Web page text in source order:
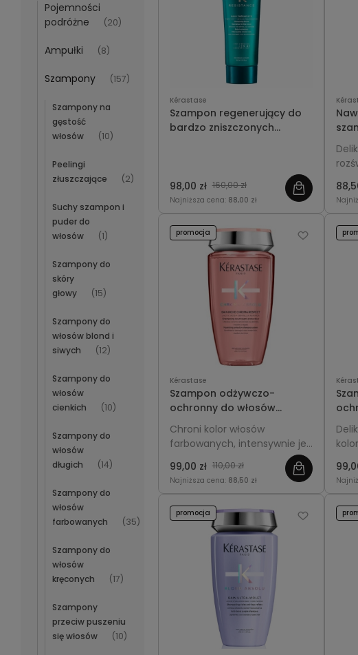
Pojemności
podróżne
(20)
Ampułki (8)
Szampony (157)
Szampony na
gęstość
włosów
(10)
Peelingi
złuszczające
(2)
Suchy szampon i
puder do
włosów
(1)
Szampony do
skóry
głowy
(15)
Szampony do
włosów blond i
siwych
(12)
Szampony do
włosów
cienkich
(10)
Szampony do
włosów
długich
(14)
Szampony do
włosów
farbowanych
(35)
Szampony do
włosów
kręconych
(17)
Szampony
przeciw puszeniu
się włosów
(10)
Kérastase
Szampon regenerujący do
bardzo zniszczonych
wewnątrz i przywraca im
elastyczność, miękkość i
98,00 zł 160,00 zł
Najniższa cena: 88,00 zł
Kérastase
Szampon odżywczo-
ochronny do włosów
koloryzowanych średnich i
grubych - Kérastase
Chroma Absolu Bain Riche
Respect 250ml
Chroni kolor włosów
farbowanych, intensywnie je
zapewniając miękkość oraz
połysk pasm średnich i
99,00 zł 110,00 zł
Najniższa cena: 88,50 zł
promocja
i
promocja